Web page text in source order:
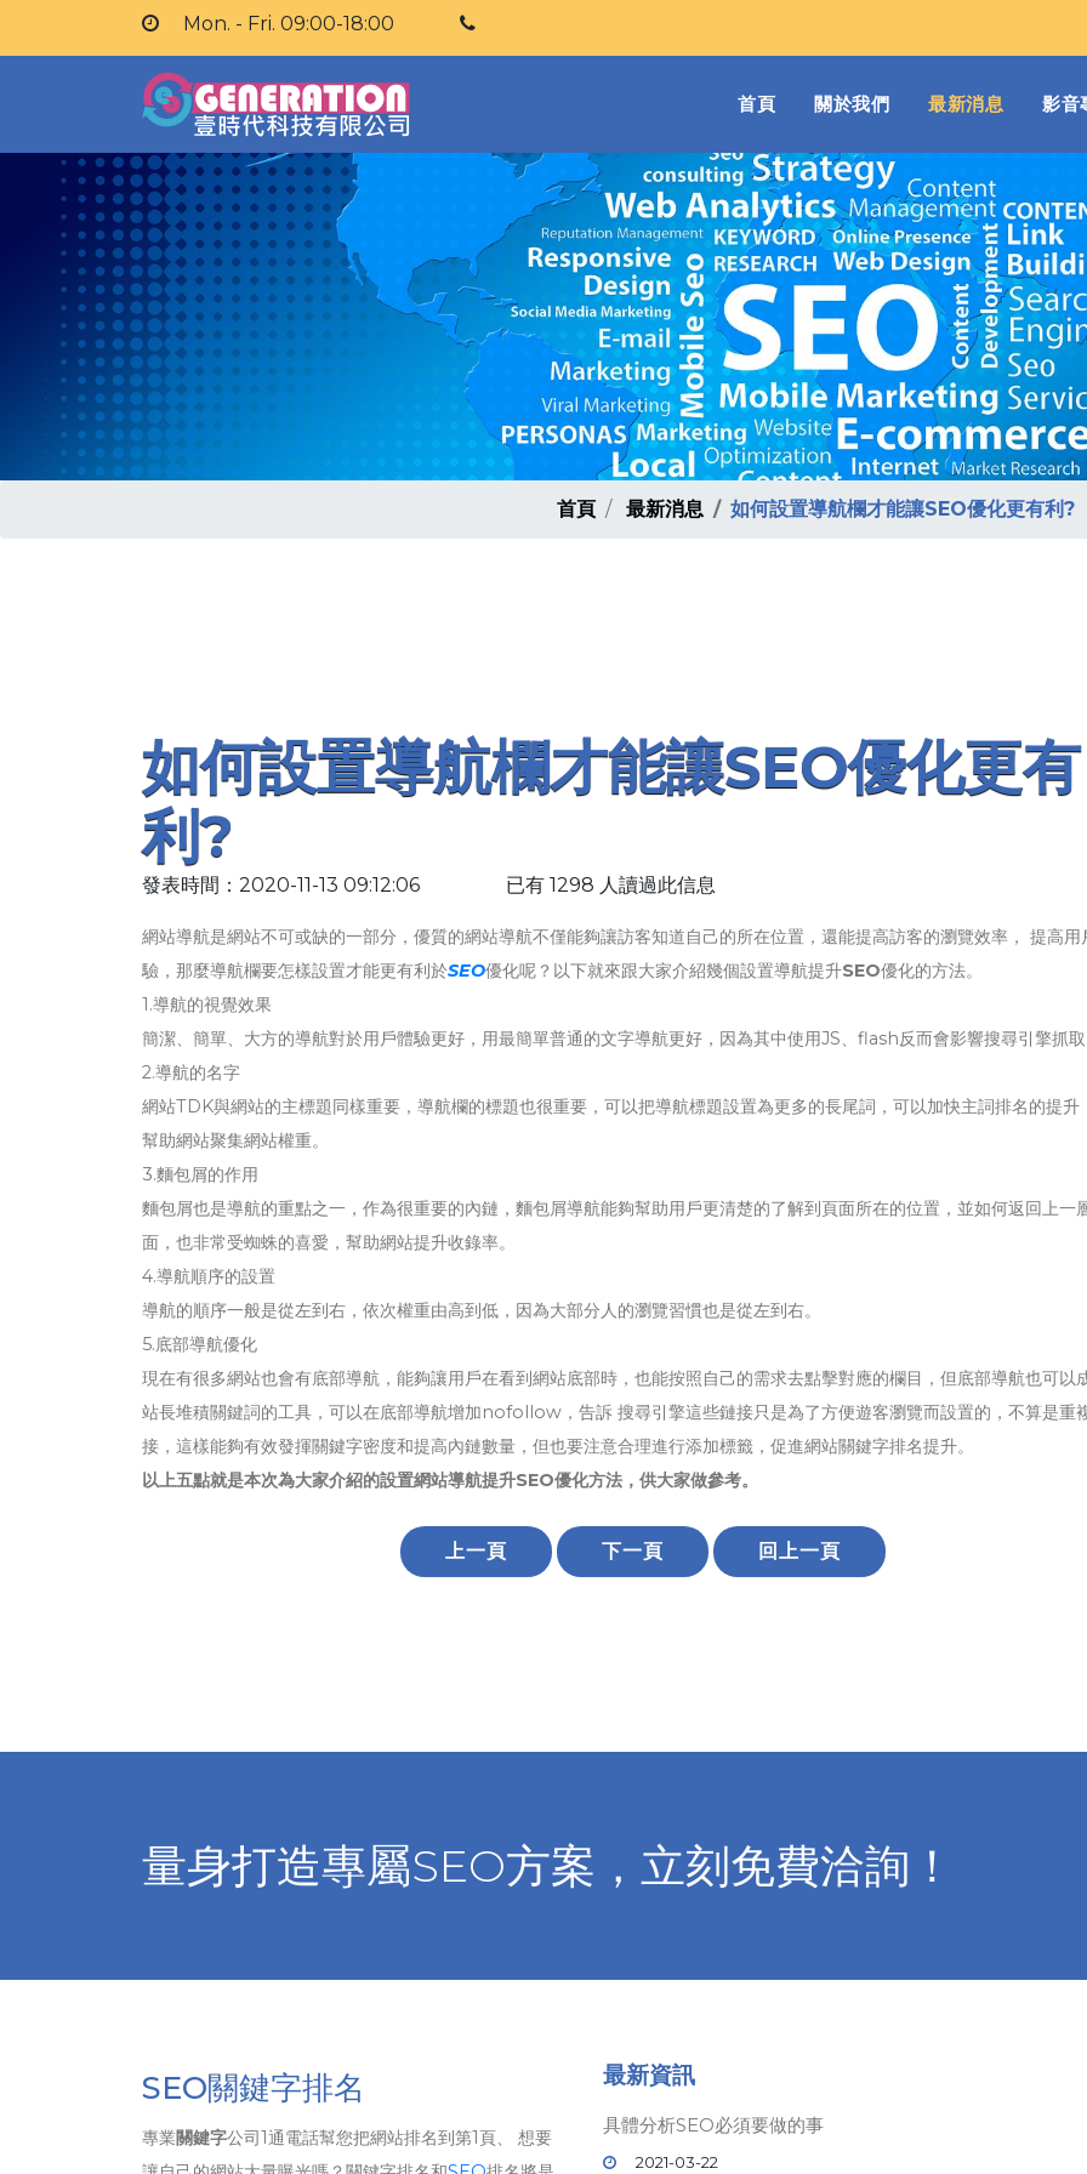
Mon. - Fri. 09:00-18:00
首頁(current)
關於我們 最新消息 影音
首頁 最新消息 如何設置導航欄才能讓SEO優化更有利?
如何設置導航欄才能讓SEO優化更有
利?
發表時間：2020-11-13 09:12:06 已有 1298 人讀過此信息
網站導航是網站不可或缺的一部分，優質的網站導航不僅能夠讓訪客知道自己的所在位置，還能提高訪客的瀏覽效率， 提高用
驗，那麼導航欄要怎樣設置才能更有利於SEO優化呢？以下就來跟大家介紹幾個設置導航提升SEO優化的方法。
1.導航的視覺效果
簡潔、簡單、大方的導航對於用戶體驗更好，用最簡單普通的文字導航更好，因為其中使用JS、flash反而會影響搜尋引擎抓
2.導航的名字
網站TDK與網站的主標題同樣重要，導航欄的標題也很重要，可以把導航標題設置為更多的長尾詞，可以加快主詞排名的提升
幫助網站聚集網站權重。
3.麵包屑的作用
麵包屑也是導航的重點之一，作為很重要的內鏈，麵包屑導航能夠幫助用戶更清楚的了解到頁面所在的位置，並如何返回上一
面，也非常受蜘蛛的喜愛，幫助網站提升收錄率。
4.導航順序的設置
導航的順序一般是從左到右，依次權重由高到低，因為大部分人的瀏覽習慣也是從左到右。
5.底部導航優化
現在有很多網站也會有底部導航，能夠讓用戶在看到網站底部時，也能按照自己的需求去點擊對應的欄目，但底部導航也可以
站長堆積關鍵詞的工具，可以在底部導航增加nofollow，告訴 搜尋引擎這些鏈接只是為了方便遊客瀏覽而設置的，不算是重
接，這樣能夠有效發揮關鍵字密度和提高內鏈數量，但也要注意合理進行添加標籤，促進網站關鍵字排名提升。
以上五點就是本次為大家介紹的設置網站導航提升SEO優化方法，供大家做參考。
上一頁 下一頁 回上一頁
量身打造專屬SEO方案，立刻免費洽詢！
SEO關鍵字排名
專業關鍵字公司1通電話幫您把網站排名到第1頁、 想要
最新資訊
具體分析SEO必須要做的事
2021-03-22